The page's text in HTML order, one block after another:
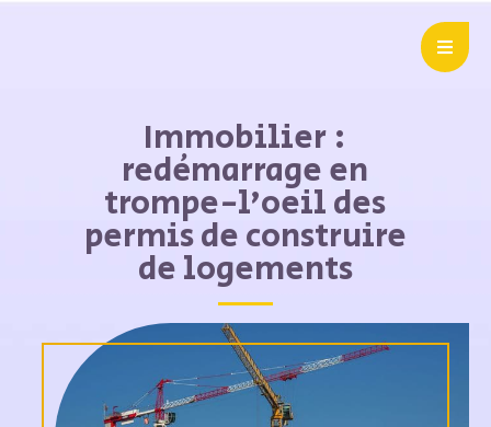
Immobilier :
redémarrage en
trompe-l’oeil des
permis de construire
de logements